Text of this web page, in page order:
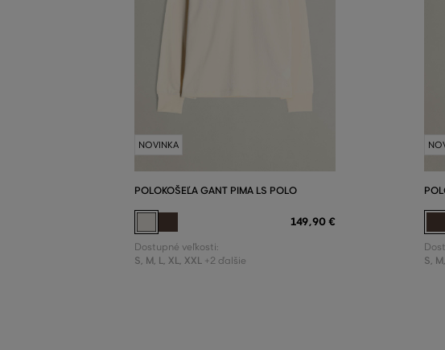
NOVINKA
POLOKOŠEĽA GANT PIMA LS POLO
149,90 €
Dostupné veľkosti:
S, M, L, XL, XXL +2 ďalšie S, M,